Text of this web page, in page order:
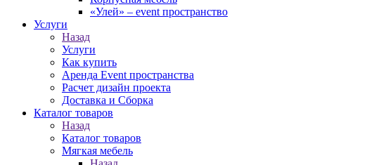
«Улей» – event пространство
Услуги
Назад
Услуги
Как купить
Аренда Event пространства
Расчет дизайн проекта
Доставка и Сборка
Каталог товаров
Назад
Каталог товаров
Мягкая мебель